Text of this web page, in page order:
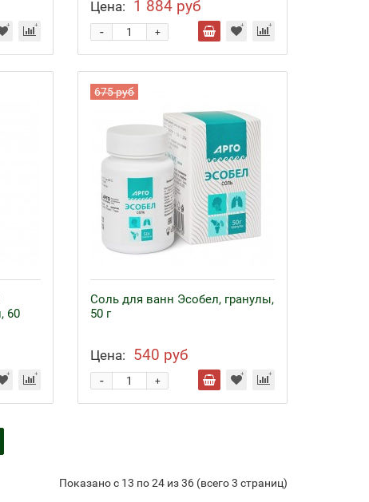
Цена: 1 884 руб
+
-
60
675 руб
Соль для ванн Эсобел, гранулы,
50 г
Цена: 540 руб
+
-
Показано с 13 по 24 из 36 (всего 3 страниц)